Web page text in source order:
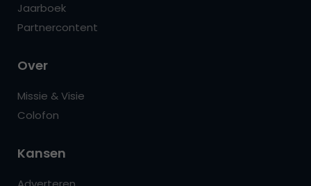
Jaarboek
Partnercontent
Over
Missie & Visie
Colofon
Kansen